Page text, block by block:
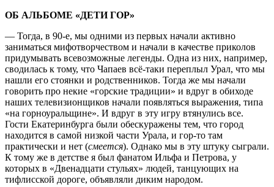
ОБ АЛЬБОМЕ «ДЕТИ ГОР»
— Тогда, в 90-е, мы одними из первых начали активно
заниматься мифотворчеством и начали в качестве приколов
придумывать всевозможные легенды. Одна из них, например,
сводилась к тому, что Чапаев всё-таки переплыл Урал, что мы
нашли его стоянки и родственников. Тогда же мы начали
говорить про некие «горские традиции» и вдруг в обиходе
наших телевизионщиков начали появляться выражения, типа
«на горноуральщине». И вдруг в эту игру втянулись все.
Гости Екатеринбурга были обескуражены тем, что город
находится в самой низкой части Урала, и гор-то там
практически и нет (смеется). Однако мы в эту штуку сыграли.
К тому же в детстве я был фанатом Ильфа и Петрова, у
которых в «Двенадцати стульях» людей, танцующих на
тифлисской дороге, объявляли диким народом.